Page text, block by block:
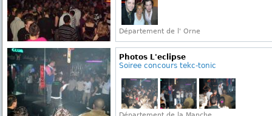
Département de l' Orne
Photos L'eclipse
Soiree concours tekc-tonic